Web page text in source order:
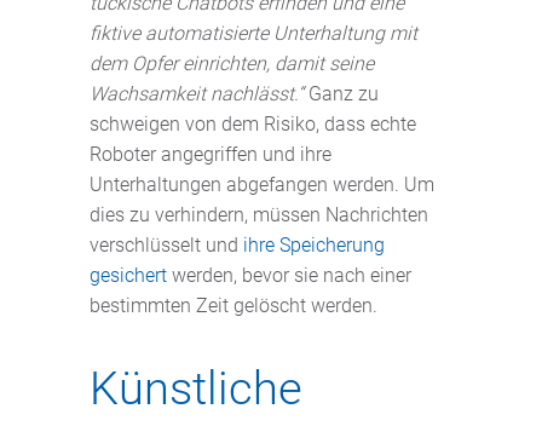
fiktive automatisierte Unterhaltung mit
dem Opfer einrichten, damit seine
Wachsamkeit nachlässt.“Ganz zu
schweigen von dem Risiko, dass echte
Roboter angegriffen und ihre
Unterhaltungen abgefangen werden. Um
dies zu verhindern, müssen Nachrichten
verschlüsselt und ihre Speicherung
gesichert werden, bevor sie nach einer
bestimmten Zeit gelöscht werden.
Künstliche